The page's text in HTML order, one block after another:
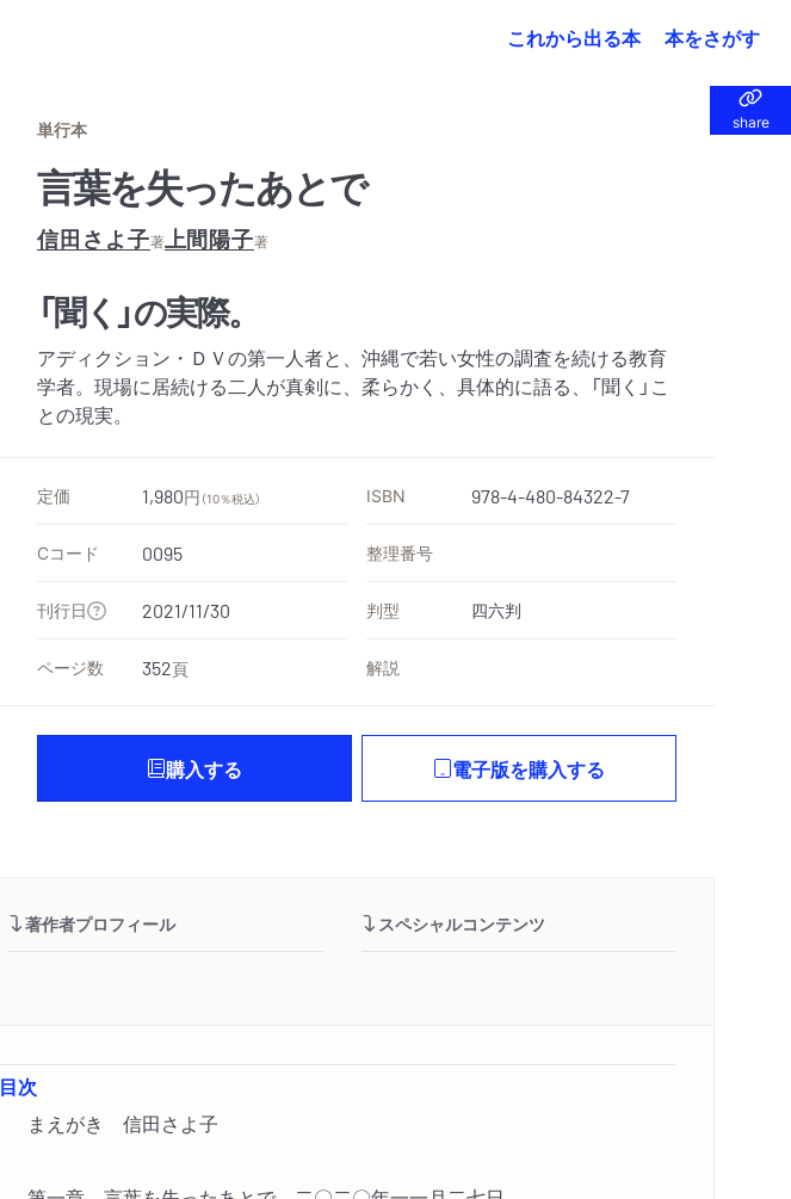
これから出る本 本をさがす
share
share
単行本
言葉を失ったあとで
信田さよ子著上間陽子著
「聞く」の実際。
アディクション・ＤＶの第一人者と、沖縄で若い女性の調査を続ける教育
学者。現場に居続ける二人が真剣に、柔らかく、具体的に語る、「聞く」こ
との現実。
定価 1,980円 （10％税込） ISBN 978-4-480-84322-7
Cコード 0095 整理番号
刊行日 2021/11/30 判型 四六判
ページ数 352頁 解説
購入する 電子版を購入する
著作者プロフィール スペシャルコンテンツ
目次
まえがき 信田さよ子